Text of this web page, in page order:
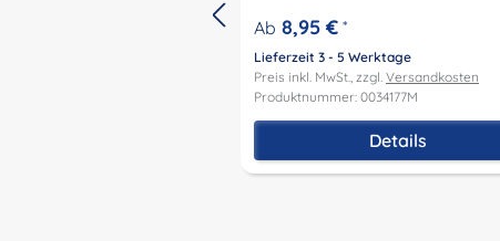
Ab 8,95 € *
Lieferzeit 3 - 5 Werktage
Preis inkl. MwSt., zzgl. Versandkosten
Produktnummer: 0034177M
Details